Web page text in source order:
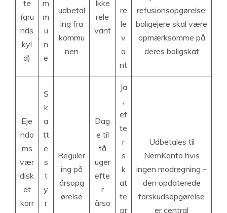
te
(gru
nds
kyl
d)
m
m
u
n
e
udbetal
ing fra
kommu
nen
Ikke
rele
vant
re
le
v
a
nt
refusionsopgørelse;
boligejere skal være
opmærksomme på
deres boligskat
Eje
ndo
ms
vær
disk
at
korr
S
k
a
tt
e
s
t
y
r
Reguler
ing på
årsopg
ørelse
Dag
e til
få
uger
efte
r
årso
Ja
ef
te
r
s
k
at
te
pr
Udbetales til
NemKonto hvis
ingen modregning –
den opdaterede
forskudsopgørelse
er central